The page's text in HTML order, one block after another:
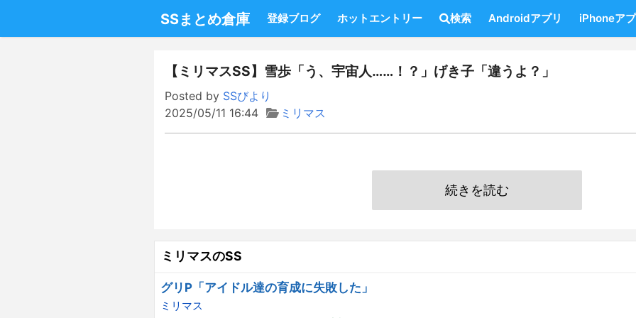
SSまとめ倉庫 登録ブログ ホットエントリー 検索 Androidアプリ iPhoneア
【ミリマスSS】雪歩「う、宇宙人……！？」げき子「違うよ？」
Posted by SSびより
2025/05/11 16:44
ミリマス
続きを読む
ミリマスのSS
グリP「アイドル達の育成に失敗した」
ミリマス